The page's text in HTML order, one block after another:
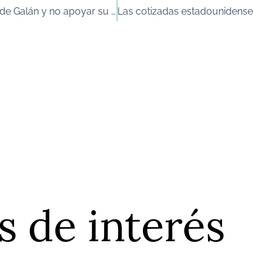
UGT, CCOO y un ‘proxy’ piden votar contra el sueldo de Galán y no apoyar su reelección
de interés